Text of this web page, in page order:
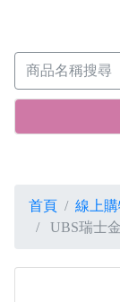
首頁 線上
UBS瑞士